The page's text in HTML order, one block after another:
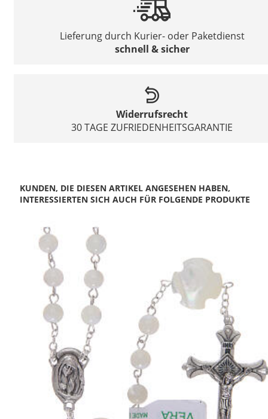
Lieferung durch Kurier- oder Paketdienst
schnell & sicher
Widerrufsrecht
30 TAGE ZUFRIEDENHEITSGARANTIE
KUNDEN, DIE DIESEN ARTIKEL ANGESEHEN HABEN,
INTERESSIERTEN SICH AUCH FÜR FOLGENDE PRODUKTE